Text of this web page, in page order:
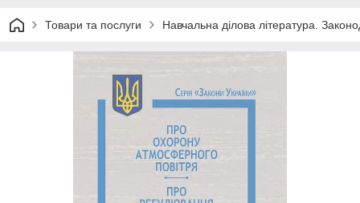
Товари та послуги Навчальна ділова література.